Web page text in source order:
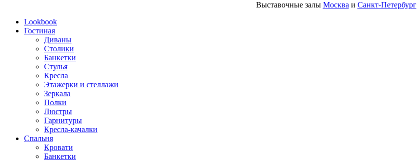
Выставочные залы Москва и Санкт-Петербург
Lookbook
Гостиная
Диваны
Столики
Банкетки
Стулья
Кресла
Этажерки и стеллажи
Зеркала
Полки
Люстры
Гарнитуры
Кресла-качалки
Спальня
Кровати
Банкетки